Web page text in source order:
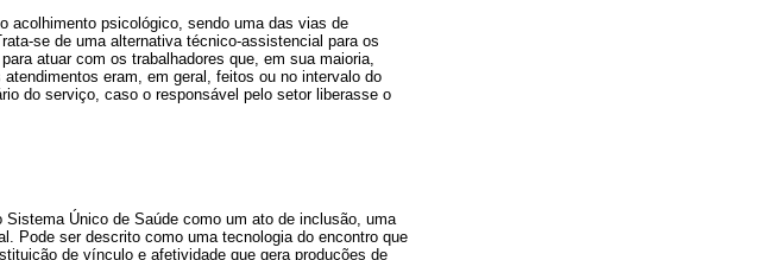
acolhimento psicológico, sendo uma das vias de
se de uma alternativa técnico-assistencial para os
atuar com os trabalhadores que, em sua maioria,
eram, em geral, feitos ou no intervalo do
do serviço, caso o responsável pelo setor liberasse o
Único de Saúde como um ato de inclusão, uma
Pode ser descrito como uma tecnologia do encontro que
de vínculo e afetividade que gera produções de